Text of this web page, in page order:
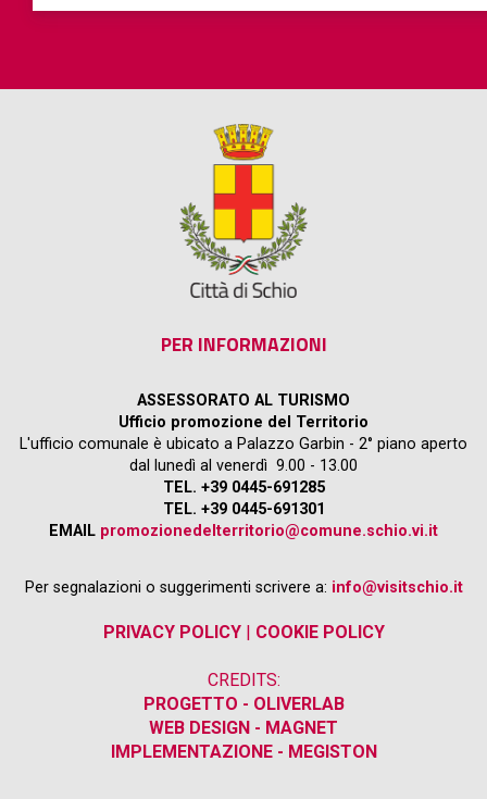
PER INFORMAZIONI
ASSESSORATO AL TURISMO
Ufficio promozione del Territorio
L'ufficio comunale è ubicato a Palazzo Garbin - 2° piano aperto
dal lunedì al venerdì 9.00 - 13.00
TEL. +39 0445-691285
TEL. +39 0445-691301
EMAIL promozionedelterritorio@comune.schio.vi.it
Per segnalazioni o suggerimenti scrivere a: info@visitschio.it
PRIVACY POLICY| COOKIE POLICY
CREDITS:
PROGETTO - OLIVERLAB
WEB DESIGN - MAGNET
IMPLEMENTAZIONE - MEGISTON